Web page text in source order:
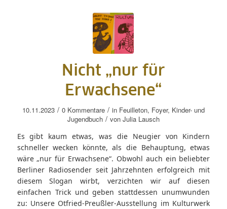
Nicht „nur für
Erwachsene“
10.11.2023 / 0 Kommentare / in Feuilleton, Foyer, Kinder- und
Jugendbuch / von Julia Lausch
Es gibt kaum etwas, was die Neugier von Kindern
schneller wecken könnte, als die Behauptung, etwas
wäre „nur für Erwachsene“. Obwohl auch ein beliebter
Berliner Radiosender seit Jahrzehnten erfolgreich mit
diesem Slogan wirbt, verzichten wir auf diesen
einfachen Trick und geben stattdessen unumwunden
zu: Unsere Otfried-Preußler-Ausstellung im Kulturwerk